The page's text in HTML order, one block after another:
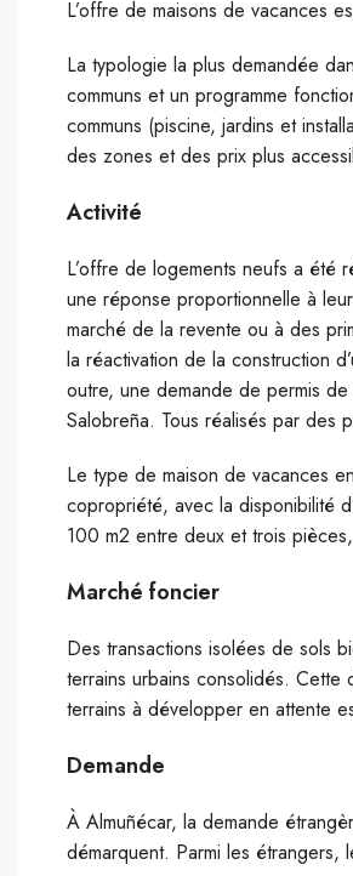
L’offre de maisons de vacances
La typologie la plus demandée
communs et un programme
communs (piscine, jardins et
des zones et des prix plus
Activité
L’offre de logements neufs a été
une réponse proportionnelle à
marché de la revente ou à des
la réactivation de la construction
outre, une demande de permis
Salobreña. Tous réalisés par des
Le type de maison de vacances
copropriété, avec la disponibilité
100 m2 entre deux et trois
Marché foncier
Des transactions isolées de sols
terrains urbains consolidés. Cette
terrains à développer en attente
Demande
À Almuñécar, la demande
démarquent. Parmi les étrangers,